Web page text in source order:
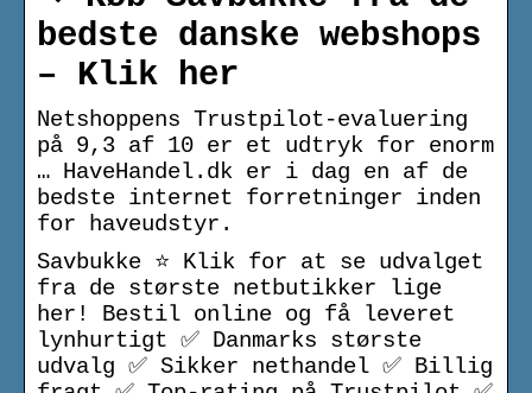
bedste danske webshops
– Klik her
Netshoppens Trustpilot-evaluering
på 9,3 af 10 er et udtryk for enorm
… HaveHandel.dk er i dag en af de
bedste internet forretninger inden
for haveudstyr.
Savbukke ⭐ Klik for at se udvalget
fra de største netbutikker lige
her! Bestil online og få leveret
lynhurtigt ✅ Danmarks største
udvalg ✅ Sikker nethandel ✅ Billig